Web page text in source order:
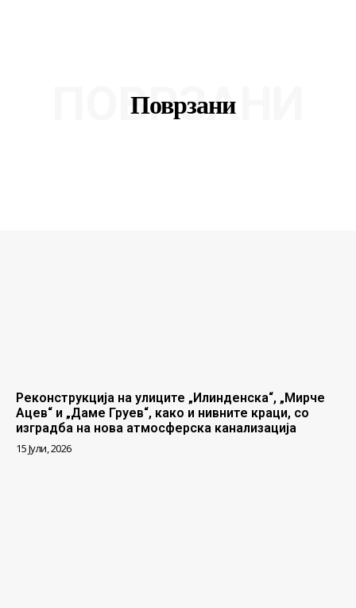
Поврзани
ПОВРЗАНИ
Реконструкција на улиците „Илинденска“, „Мирче
Ацев“ и „Даме Груев“, како и нивните краци, со
изградба на нова атмосферска канализација
15 Јули, 2026